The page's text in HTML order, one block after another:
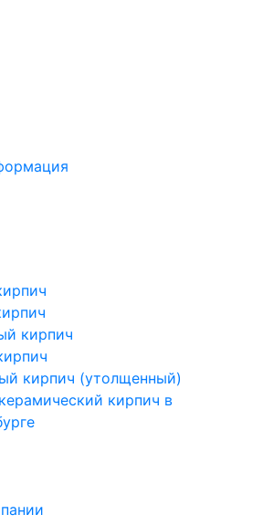
кирпич
кирпич (утолщенный)
кирпич в